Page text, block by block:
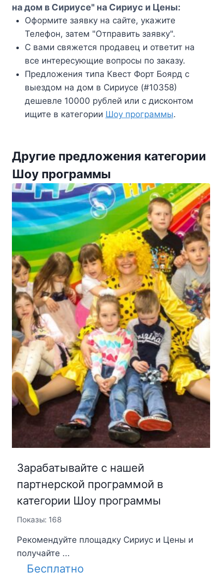
на дом в Сириусе" на Сириус и Цены:
Оформите заявку на сайте, укажите
Телефон, затем "Отправить заявку".
С вами свяжется продавец и ответит на
все интересующие вопросы по заказу.
Предложения типа Квест Форт Боярд с
выездом на дом в Сириусе (#10358)
дешевле 10000 рублей или с дисконтом
ищите в категории Шоу программы.
Другие предложения категории
Шоу программы
Зарабатывайте с нашей
партнерской программой в
категории Шоу программы
Показы: 168
Рекомендуйте площадку Сириус и Цены и
получайте ...
Бесплатно